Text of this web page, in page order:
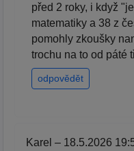
před 2 roky, i když
matematiky a 38 z
pomohly zkoušky
trochu na to od páté
odpovědět
Karel – 18.5.2026